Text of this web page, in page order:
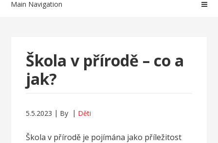
Main Navigation
Škola v přírodě – co a
jak?
5.5.2023 By Děti
Škola v přírodě je pojímána jako příležitost